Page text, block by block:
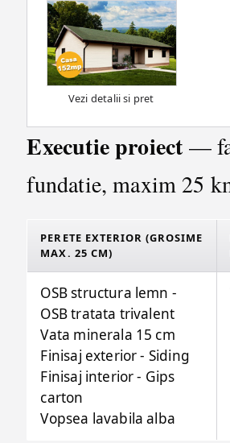
Executie proiect —
fundatie, maxim 25
PERETE EXTERIOR (GROSIME
MAX. 25 CM)
OSB structura lemn -
OSB tratata trivalent
Vata minerala 15 cm
Finisaj exterior - Siding
Finisaj interior - Gips
carton
Vopsea lavabila alba
Vezi detalii si pret